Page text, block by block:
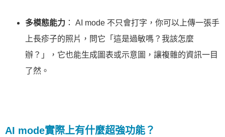
多模態能力 ： AI mode 不只會打字，你可以上傳一張手
上長疹子的照片，問它「這是過敏嗎？我該怎麼
辦？」，它也能生成圖表或示意圖，讓複雜的資訊一目
了然。
AI mode實際上有什麼超強功能？